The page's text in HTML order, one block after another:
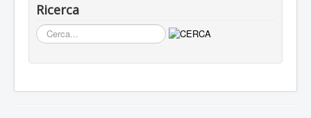
Ricerca
Cerca...